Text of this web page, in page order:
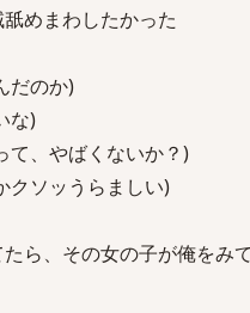
めまわしたかった
だのか)
な)
て、やばくないか？)
クソッうらましい)
ら、その女の子が俺をみ